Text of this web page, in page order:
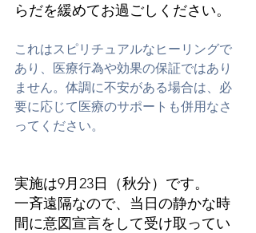
らだを緩めてお過ごしください。
これはスピリチュアルなヒーリングで
あり、医療行為や効果の保証ではあり
ません。体調に不安がある場合は、必
要に応じて医療のサポートも併用なさ
ってください。
実施は9月23日（秋分）です。
一斉遠隔なので、当日の静かな時
間に意図宣言をして受け取ってい